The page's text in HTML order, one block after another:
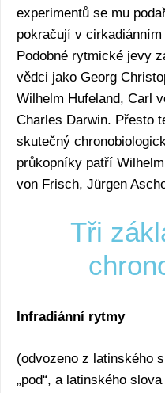
experimentů se mu
pokračují v
Podobné rytmické jevy
vědci jako Georg
Wilhelm Hufeland, Carl
Charles Darwin. Přesto
skutečný
průkopníky patří
von Frisch, Jürgen
Tři
Infradiánní rytmy
(odvozeno z latinského
„pod“, a latinského slova